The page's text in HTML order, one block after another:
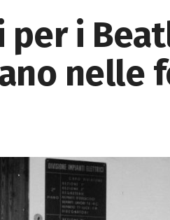
per i
nelle